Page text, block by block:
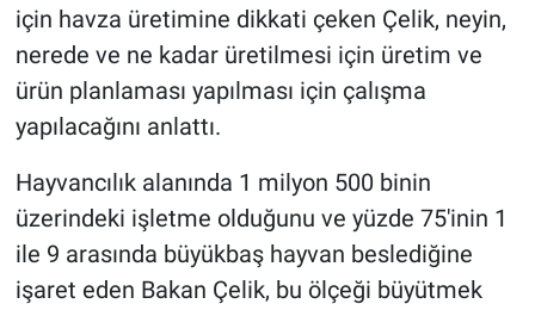
için havza üretimine dikkati çeken Çelik, neyin,
nerede ve ne kadar üretilmesi için üretim ve
ürün planlaması yapılması için çalışma
yapılacağını anlattı.
Hayvancılık alanında 1 milyon 500 binin
üzerindeki işletme olduğunu ve yüzde 75'inin 1
ile 9 arasında büyükbaş hayvan beslediğine
işaret eden Bakan Çelik, bu ölçeği büyütmek